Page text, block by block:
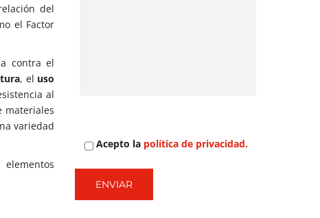
del
el Factor
contra el
, el uso
al
materiales
variedad
Acepto la política de privacidad.